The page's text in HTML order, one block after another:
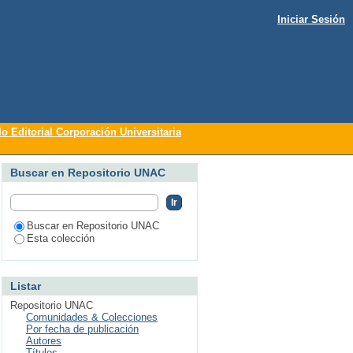
Iniciar Sesión
Editorial Corporación Universitaria
Buscar en Repositorio UNAC
Buscar en Repositorio UNAC
Esta colección
Listar
Repositorio UNAC
Comunidades & Colecciones
Por fecha de publicación
Autores